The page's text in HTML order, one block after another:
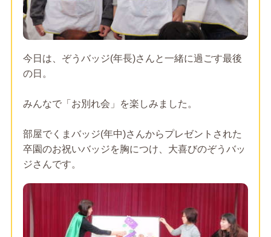
今日は、ぞうバッジ(年長)さんと一緒に過ごす最後
の日。
みんなで「お別れ会」を楽しみました。
部屋でくまバッジ(年中)さんからプレゼントされた
卒園のお祝いバッジを胸につけ、大喜びのぞうバッ
ジさんです。